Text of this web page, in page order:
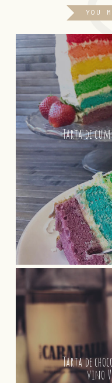
YOU
Tarta de
Tarta de
vino